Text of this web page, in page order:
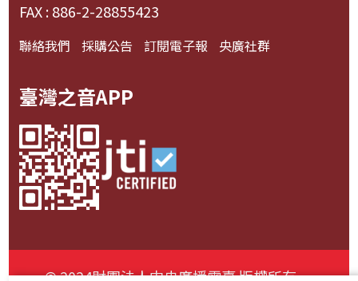
FAX : 886-2-28855423
聯絡我們 採購公告 訂閱電子報 央廣社群
臺灣之音APP
© 2024財團法人中央廣播電臺 版權所有